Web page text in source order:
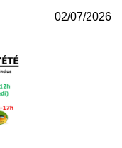
02/07/2026